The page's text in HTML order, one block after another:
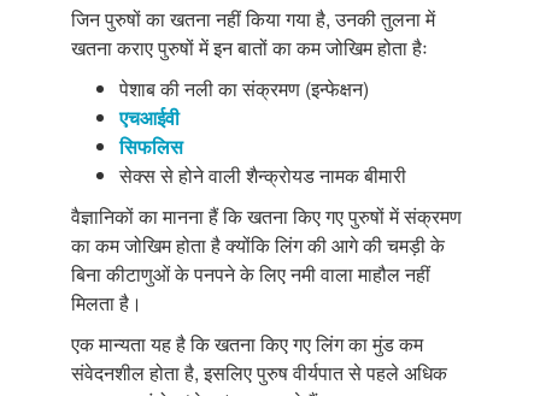
जिन पुरुषों का खतना नहीं किया गया है, उनकी तुलना में
खतना कराए पुरुषों में इन बातों का कम जोखिम होता हैः
पेशाब की नली का संक्रमण (इन्फेक्षन)
एचआईवी
सिफलिस
सेक्स से होने वाली शैन्क्रोयड नामक बीमारी
वैज्ञानिकों का मानना हैं कि खतना किए गए पुरुषों में संक्रमण
का कम जोखिम होता है क्योंकि लिंग की आगे की चमड़ी के
बिना कीटाणुओं के पनपने के लिए नमी वाला माहौल नहीं
मिलता है।
एक मान्यता यह है कि खतना किए गए लिंग का मुंड कम
संवेदनशील होता है, इसलिए पुरुष वीर्यपात से पहले अधिक